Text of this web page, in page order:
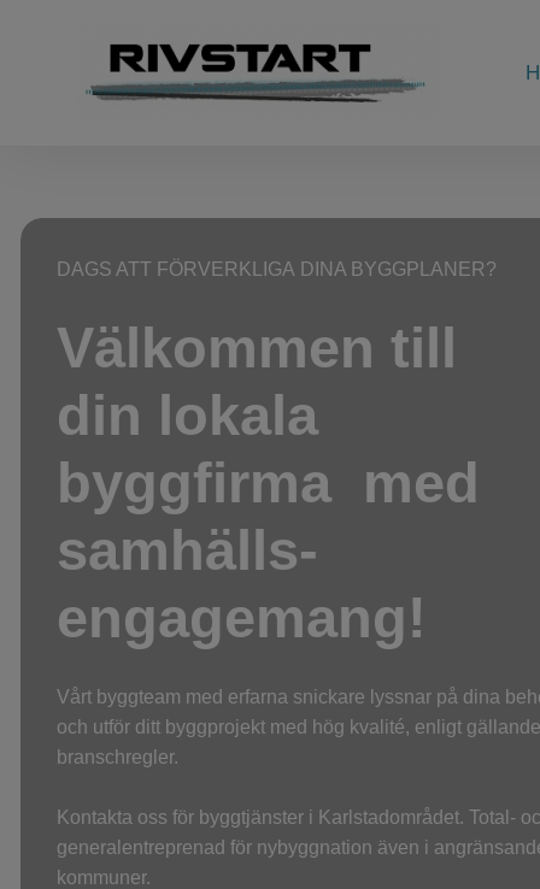
DAGS ATT FÖRVERKLIGA DINA BYGGPLANER?
Välkommen till
​​​​​​​din lokala
byggfirma med
samhälls-
engagemang!
Vårt byggteam med erfarna snickare lyssnar på dina
och utför ditt byggprojekt med hög kvalité, enligt gällande
branschregler.
Kontakta oss för byggtjänster i Karlstadområdet. Total-
generalentreprenad för nybyggnation även i
kommuner.